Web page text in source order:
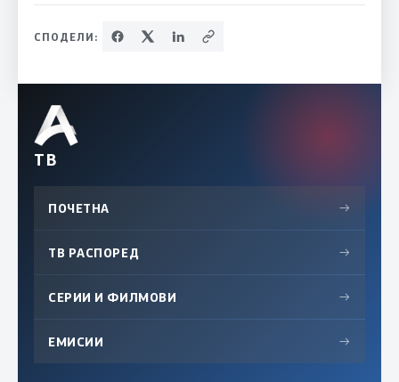
СПОДЕЛИ:
ТВ
ПОЧЕТНА →
ТВ РАСПОРЕД →
СЕРИИ И ФИЛМОВИ →
ЕМИСИИ →